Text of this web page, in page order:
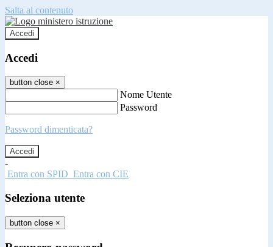
Salta al contenuto
Accedi
Accedi
button close ×
Nome Utente
Password
Password dimenticata?
-
Entra con SPID Entra con CIE
Seleziona utente
button close ×